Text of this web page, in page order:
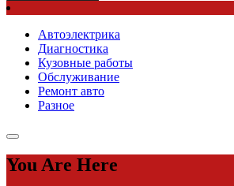
Автоэлектрика
Диагностика
Кузовные работы
Обслуживание
Ремонт авто
Разное
You Are Here